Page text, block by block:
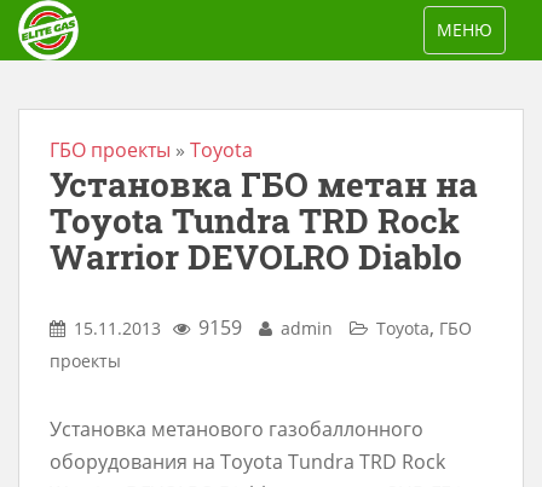
TOGGLE
МЕНЮ
ГБО проекты » Toyota
Установка ГБО метан на
Toyota Tundra TRD Rock
Warrior DEVOLRO Diablo
15.11.2013 9159 admin Toyota, ГБО
проекты
Установка метанового газобаллонного
оборудования на Toyota Tundra TRD Rock